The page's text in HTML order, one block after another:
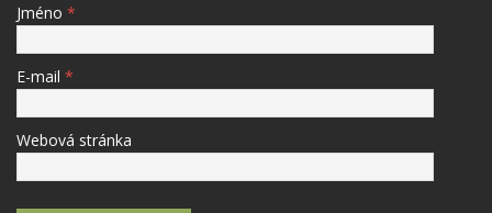
Jméno *
E-mail *
Webová stránka